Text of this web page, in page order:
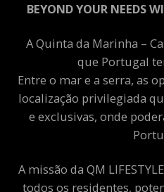
BEYOND YOUR NEEDS
A Quinta da Marinha –
que Portugal
Entre o mar e a serra, as
localização privilegiada
e exclusivas, onde
A missão da QM
todos os residentes,